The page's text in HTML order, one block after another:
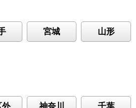
宮城 山形
外 神奈川 千葉